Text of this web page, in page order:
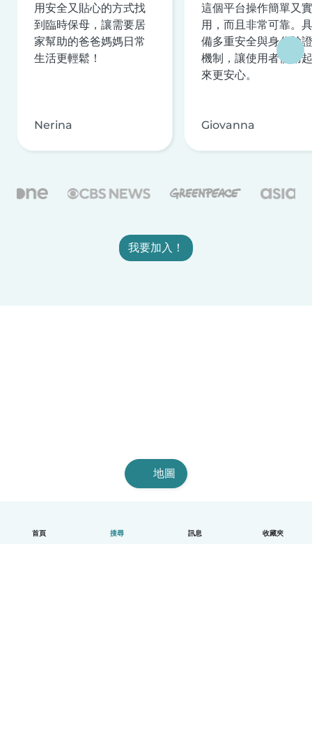
首頁 搜尋 訊息 收藏夾
用安全又貼心的方式找
到臨時保母，讓需要居
家幫助的爸爸媽媽日常
生活更輕鬆！
Nerina
這個平台操作簡單又實
用，而且非常可靠。具
備多重安全與身分驗證
機制，讓使用者使用起
來更安心。
Giovanna
我要加入！
地圖